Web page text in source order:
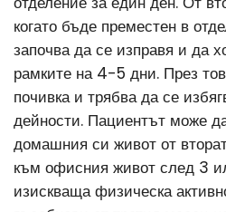
когато бъде преместен в
започва да се изправя и да
рамките на 4-5 дни. През
почивка и трябва да се
дейности. Пациентът може
домашния си живот от
към офисния живот след 3
изискваща физическа